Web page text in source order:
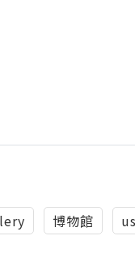
博物館